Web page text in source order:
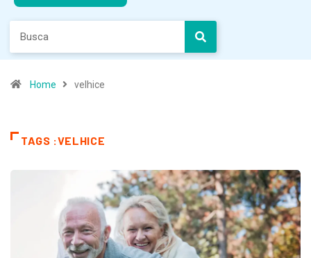
Home velhice
TAGS :VELHICE